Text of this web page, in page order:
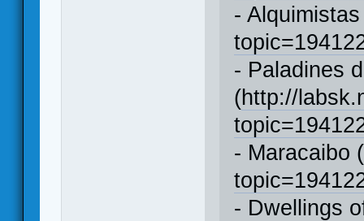
-
- Paladines
(http://
- Maracaibo (
- Dwellings